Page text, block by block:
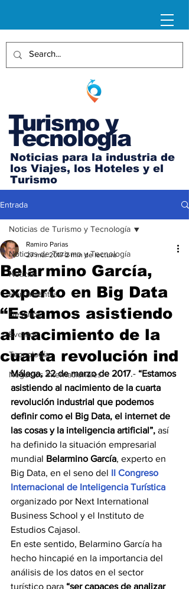
Turismo y
Tecnología
Noticias para la industria de
los Viajes, los Hoteles y el
Turismo
Entrada
Noticias de Turismo y Tecnología
Noticias
Herramientas
Destinos
Eventos
Tecnología
Negocios Internacionales
Noticias de Turismo y Tecnología
Belarmino García,
experto en Big Data
“Estamos asistiendo
al nacimiento de la
cuarta revolución ind
Ramiro Parias
27 mar 2017 2 min de lectura
Málaga, 22 de marzo de 2017.- “Estamos
asistiendo al nacimiento de la cuarta
revolución industrial que podemos
definir como el Big Data, el internet de
las cosas y la inteligencia artificial”, así
ha definido la situación empresarial
mundial Belarmino García, experto en
Big Data, en el seno del II Congreso
Internacional de Inteligencia Turística
organizado por Next International
Business School y el Instituto de
Estudios Cajasol.
En este sentido, Belarmino García ha
hecho hincapié en la importancia del
análisis de los datos en el sector
turístico para “ser capaces de analizar